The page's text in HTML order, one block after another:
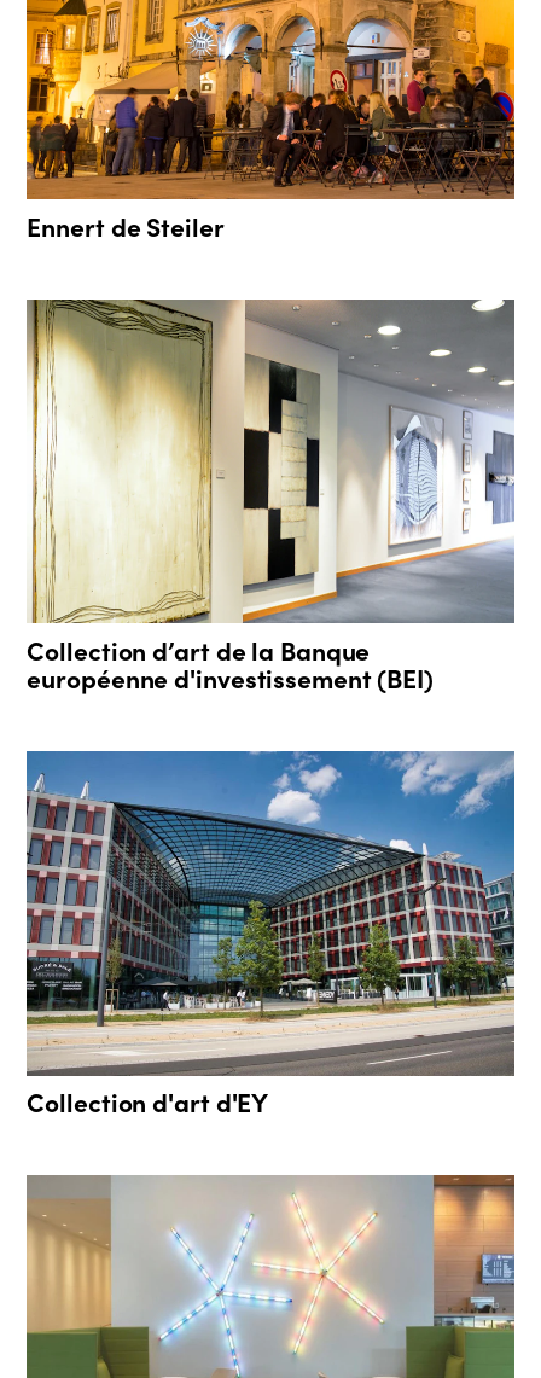
Ennert de Steiler
Collection d’art de la Banque
européenne d'investissement (BEI)
Collection d'art d'EY